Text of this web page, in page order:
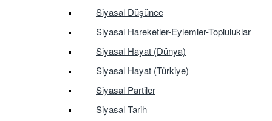
Siyasal Düşünce
Siyasal Hareketler-Eylemler-Topluluklar
Siyasal Hayat (Dünya)
Siyasal Hayat (Türkiye)
Siyasal Partiler
Siyasal Tarih